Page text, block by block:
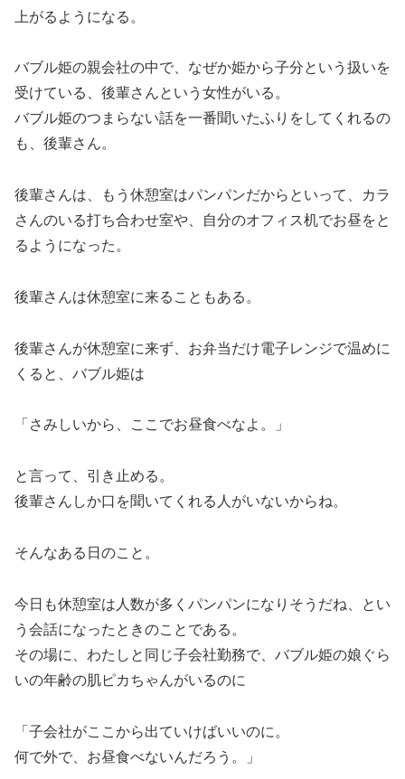
上がるようになる。
バブル姫の親会社の中で、なぜか姫から子分という扱いを
受けている、後輩さんという女性がいる。
バブル姫のつまらない話を一番聞いたふりをしてくれるの
も、後輩さん。
後輩さんは、もう休憩室はパンパンだからといって、カラ
さんのいる打ち合わせ室や、自分のオフィス机でお昼をと
るようになった。
後輩さんは休憩室に来ることもある。
後輩さんが休憩室に来ず、お弁当だけ電子レンジで温めに
くると、バブル姫は
「さみしいから、ここでお昼食べなよ。」
と言って、引き止める。
後輩さんしか口を聞いてくれる人がいないからね。
そんなある日のこと。
今日も休憩室は人数が多くパンパンになりそうだね、とい
う会話になったときのことである。
その場に、わたしと同じ子会社勤務で、バブル姫の娘ぐら
いの年齢の肌ピカちゃんがいるのに
「子会社がここから出ていけばいいのに。
何で外で、お昼食べないんだろう。」